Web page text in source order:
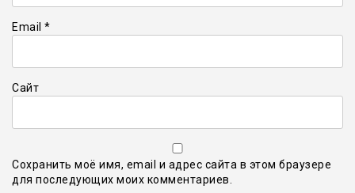
Email *
Сайт
Сохранить моё имя, email и адрес сайта в этом браузере
для последующих моих комментариев.